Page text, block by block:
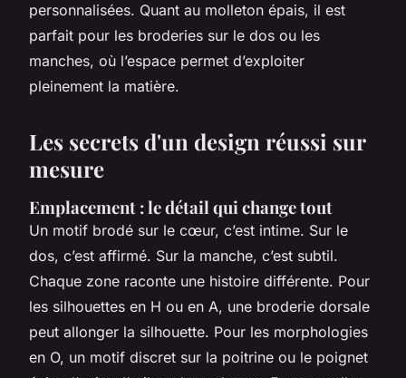
personnalisées. Quant au molleton épais, il est
parfait pour les broderies sur le dos ou les
manches, où l’espace permet d’exploiter
pleinement la matière.
Les secrets d'un design réussi sur
mesure
Emplacement : le détail qui change tout
Un motif brodé sur le cœur, c’est intime. Sur le
dos, c’est affirmé. Sur la manche, c’est subtil.
Chaque zone raconte une histoire différente. Pour
les silhouettes en H ou en A, une broderie dorsale
peut allonger la silhouette. Pour les morphologies
en O, un motif discret sur la poitrine ou le poignet